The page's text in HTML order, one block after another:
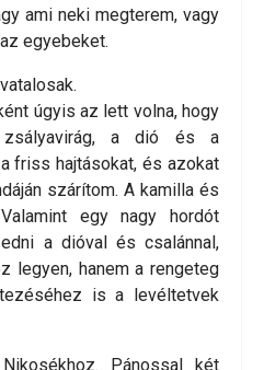
ami neki megterem, vagy
egyebeket.
úgyis az lett volna, hogy
a dió és a
friss hajtásokat, és azokat
szárítom. A kamilla és
egy nagy hordót
a dióval és csalánnal,
legyen, hanem a rengeteg
is a levéltetvek
Pánossal két